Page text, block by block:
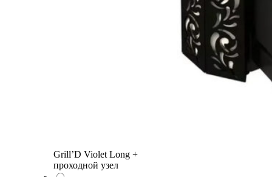
Grill’D Violet Long +
проходной узел